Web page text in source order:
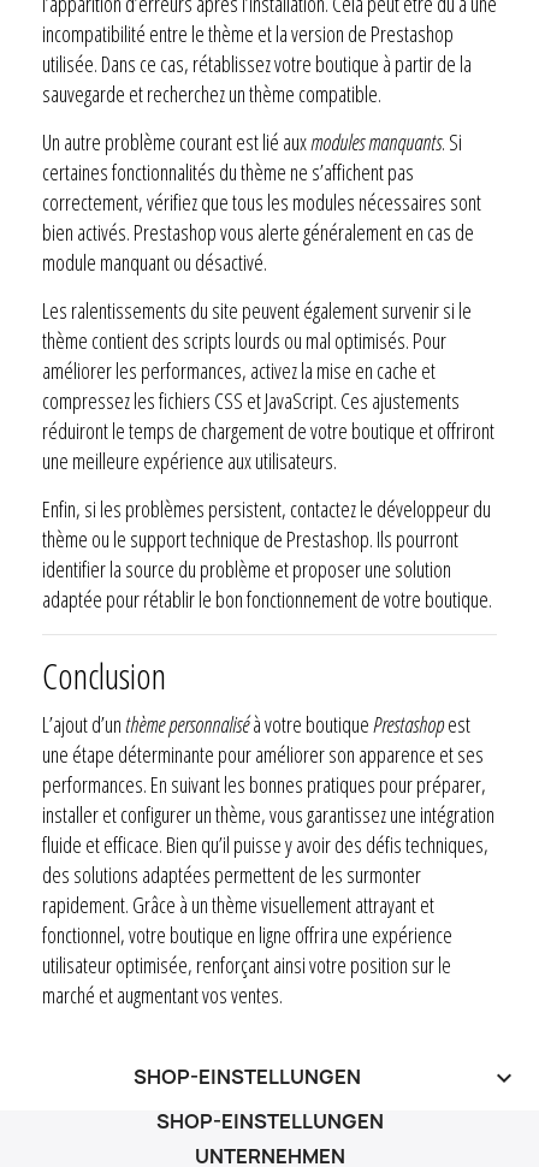
incompatibilité entre le thème et la version de Prestashop
utilisée. Dans ce cas, rétablissez votre boutique à partir de la
sauvegarde et recherchez un thème compatible.
Un autre problème courant est lié auxmodules manquants. Si
certaines fonctionnalités du thème ne s’affichent pas
correctement, vérifiez que tous les modules nécessaires sont
bien activés. Prestashop vous alerte généralement en cas de
module manquant ou désactivé.
Les ralentissements du site peuvent également survenir si le
thème contient des scripts lourds ou mal optimisés. Pour
améliorer les performances, activez la mise en cache et
compressez les fichiers CSS et JavaScript. Ces ajustements
réduiront le temps de chargement de votre boutique et offriront
une meilleure expérience aux utilisateurs.
Enfin, si les problèmes persistent, contactez le développeur du
thème ou le support technique de Prestashop. Ils pourront
identifier la source du problème et proposer une solution
adaptée pour rétablir le bon fonctionnement de votre boutique.
Conclusion
L’ajout d’unthème personnaliséà votre boutiquePrestashopest
une étape déterminante pour améliorer son apparence et ses
performances. En suivant les bonnes pratiques pour préparer,
installer et configurer un thème, vous garantissez une intégration
fluide et efficace. Bien qu’il puisse y avoir des défis techniques,
des solutions adaptées permettent de les surmonter
rapidement. Grâce à un thème visuellement attrayant et
fonctionnel, votre boutique en ligne offrira une expérience
utilisateur optimisée, renforçant ainsi votre position sur le
marché et augmentant vos ventes.
SHOP-EINSTELLUNGEN keyboard_arrow_down
SHOP-EINSTELLUNGEN
UNTERNEHMEN